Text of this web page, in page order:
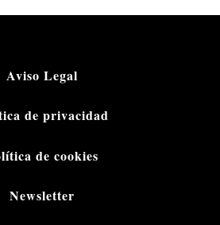
Aviso Legal
de privacidad
de cookies
Newsletter